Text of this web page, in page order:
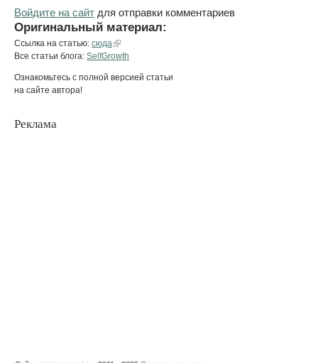
Войдите на сайт для отправки комментариев
Оригинальный материал:
Ссылка на статью: сюда
Все статьи блога: SelfGrowth
Ознакомьтесь с полной версией статьи
на сайте автора!
Реклама